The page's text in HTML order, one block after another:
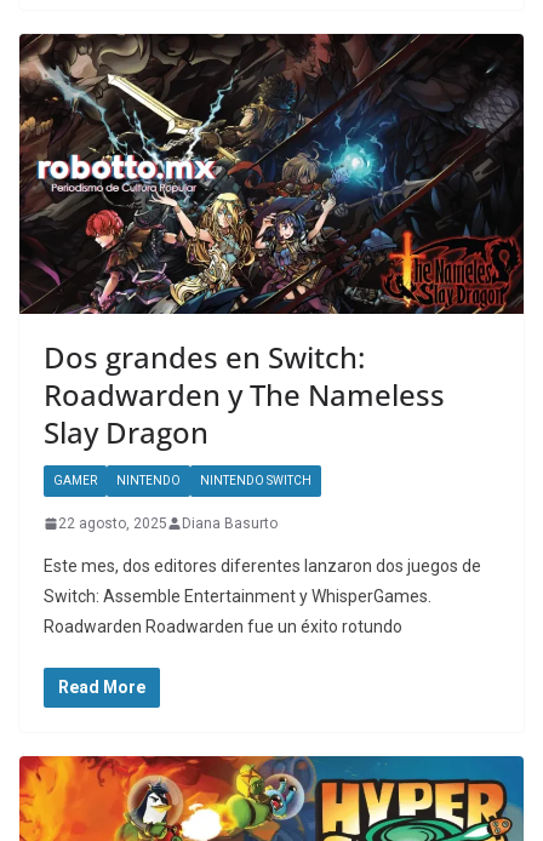
Dos grandes en Switch:
Roadwarden y The Nameless
Slay Dragon
GAMER NINTENDO NINTENDO SWITCH
22 agosto, 2025 Diana Basurto
Este mes, dos editores diferentes lanzaron dos juegos de
Switch: Assemble Entertainment y WhisperGames.
Roadwarden Roadwarden fue un éxito rotundo
Read More